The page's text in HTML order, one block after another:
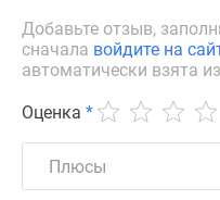
Добавьте отзыв,
сначала войдите на
автоматически взята
Оценка *